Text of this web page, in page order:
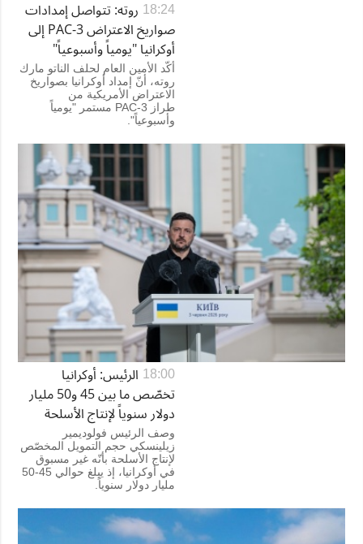
18:24 روته: تتواصل إمدادات
صواريخ الاعتراض PAC-3 إلى
أوكرانيا "يومياً وأسبوعياً"
أكّد الأمين العام لحلف الناتو مارك
روته، أنّ إمداد أوكرانيا بصواريخ
الاعتراض الأمريكية من
طراز PAC-3 مستمر "يومياً
وأسبوعياً".
18:00 الرئيس: أوكرانيا
تخصّص ما بين 45 و50 مليار
دولار سنوياً لإنتاج الأسلحة
وصف الرئيس فولوديمير
زيلينسكي حجم التمويل المخصّص
لإنتاج الأسلحة بأنّه غير مسبوق
في أوكرانيا، إذ يبلغ حوالي 45-50
مليار دولار سنوياً.